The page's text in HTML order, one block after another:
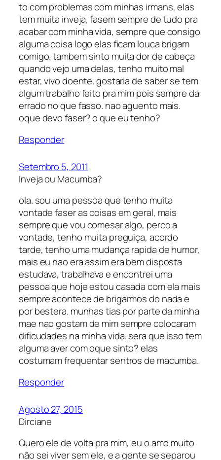
to com problemas com minhas irmans, elas
tem muita inveja, fasem sempre de tudo pra
acabar com minha vida, sempre que consigo
alguma coisa logo elas ficam louca brigam
comigo. tambem sinto muita dor de cabeça
quando vejo uma delas, tenho muito mal
estar, vivo doente. gostaria de saber se tem
algum trabalho feito pra mim pois sempre da
errado no que fasso. nao aguento mais.
oque devo faser? o que eu tenho?
Responder
Setembro 5, 2011
Inveja ou Macumba?
ola. sou uma pessoa que tenho muita
vontade faser as coisas em geral, mais
sempre que vou comesar algo, perco a
vontade, tenho muita preguiça, acordo
tarde, tenho uma mudança rapida de humor,
mais eu nao era assim era bem disposta
estudava, trabalhava e encontrei uma
pessoa que hoje estou casada com ela mais
sempre acontece de brigarmos do nada e
por bestera. munhas tias por parte da minha
mae nao gostam de mim sempre colocaram
dificudades na minha vida. sera que isso tem
alguma aver com oque sinto? elas
costumam frequentar sentros de macumba.
Responder
Agosto 27, 2015
Dirciane
Quero ele de volta pra mim, eu o amo muito
não sei viver sem ele, e a gente se separou